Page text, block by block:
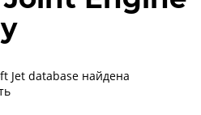
Jet database найдена